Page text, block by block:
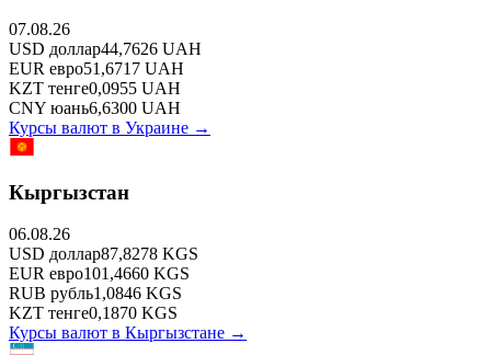
07.08.26
USD доллар44,7626 UAH
EUR евро51,6717 UAH
KZT тенге0,0955 UAH
CNY юань6,6300 UAH
Курсы валют в Украине →
Кыргызстан
06.08.26
USD доллар87,8278 KGS
EUR евро101,4660 KGS
RUB рубль1,0846 KGS
KZT тенге0,1870 KGS
Курсы валют в Кыргызстане →